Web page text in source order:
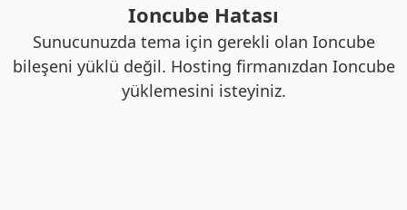
Ioncube Hatası
Sunucunuzda tema için gerekli olan Ioncube
bileşeni yüklü değil. Hosting firmanızdan Ioncube
yüklemesini isteyiniz.